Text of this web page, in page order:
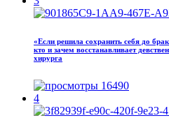
«Если решила сохранить себя до
кто и зачем восстанавливает
хирурга
16490
4